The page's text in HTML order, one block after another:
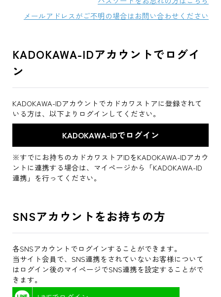
メールアドレスがご不明の場合はお問い合わせください
KADOKAWA-IDアカウントでログイ
ン
KADOKAWA-IDアカウントでカドカワストアに登録されて
いる方は、以下よりログインしてください。
※すでにお持ちのカドカワストアIDをKADOKAWA-IDアカウ
ントに連携する場合は、マイページから「KADOKAWA-ID
連携」を行ってください。
SNSアカウントをお持ちの方
各SNSアカウントでログインすることができます。
当サイト会員で、SNS連携をされていないお客様について
はログイン後のマイページでSNS連携を設定することがで
きます。